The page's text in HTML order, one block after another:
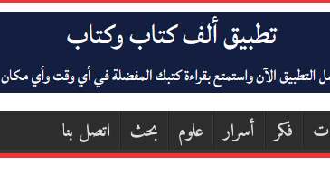
فكر أسرار علوم بحث اتصل بنا